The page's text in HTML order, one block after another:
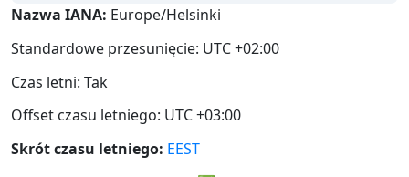
Nazwa IANA: Europe/Helsinki
Standardowe przesunięcie: UTC +02:00
Czas letni: Tak
Offset czasu letniego: UTC +03:00
Skrót czasu letniego: EEST